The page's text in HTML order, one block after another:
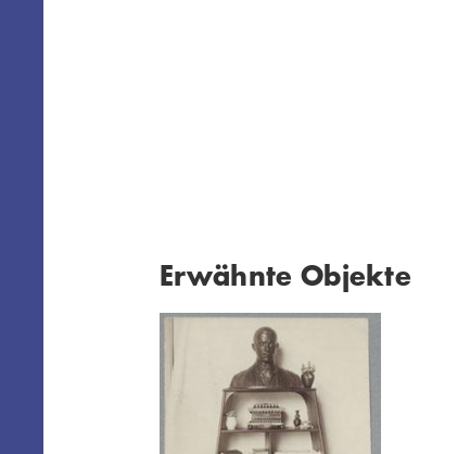
Erwähnte Objekte